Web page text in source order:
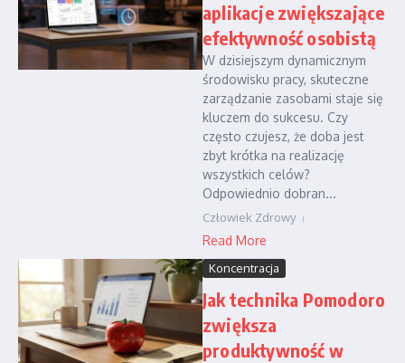
aplikacje zwiększające
efektywność osobistą
W dzisiejszym dynamicznym
środowisku pracy, skuteczne
zarządzanie zasobami staje się
kluczem do sukcesu. Czy
często czujesz, że doba jest
zbyt krótka na realizację
wszystkich celów?
Odpowiednio dobran...
Człowiek Zdrowy
Read More
Koncentracja
Jak technika Pomodoro
zwiększa
produktywność w